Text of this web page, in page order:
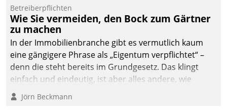
Datatrain ermöglicht
automatisiert ausgelöste,
zielgerichtete
Mieterbefragungen – eine
starke Grundlage für
intelligente,
Entscheidungen.
Betreiberpflichten
Wie Sie vermeiden, den Bock zum Gärtner
zu machen
In der Immobilienbranche gibt es vermutlich kaum
eine gängigere Phrase als „Eigentum verpflichtet“ –
denn die steht bereits im Grundgesetz. Das klingt
einfach und eindeutig, ist aber alles andere, wie
Branchenbeschäftigte wissen. Denn mit der
Verantwortung folgen Verpflichtungen.
Jörn Beckmann